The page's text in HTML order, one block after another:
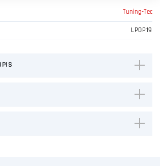
Tuning-Tec
LPOP19